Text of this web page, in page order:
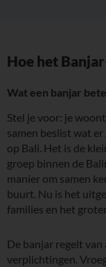
Hoe het
Wat een banjar
Stel je voor: je
samen beslist wat
op Bali. Het is de
groep binnen de
manier om samen
buurt. Nu is het
families en het
De banjar regelt van
verplichtingen.